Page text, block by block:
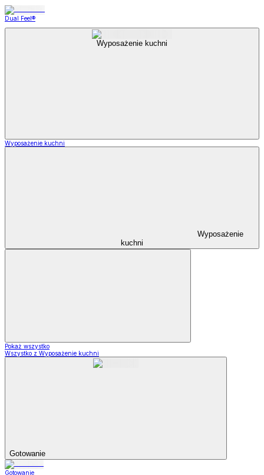
Dual Feel®
Wyposażenie kuchni
Wyposażenie kuchni
Wyposażenie
kuchni
Pokaż wszystko
Wszystko z Wyposażenie kuchni
Gotowanie
Gotowanie